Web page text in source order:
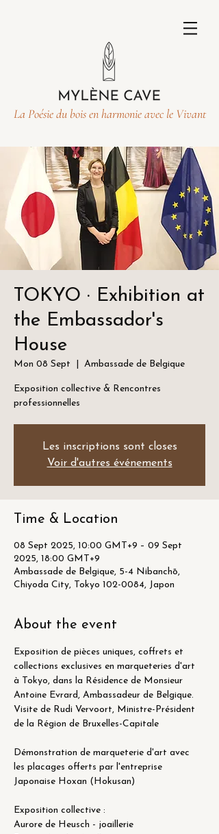
La Poésie du bois en harmonie avec le Vivant
TOKYO · Exhibition at
the Embassador's
House
Mon 08 Sept Ambassade de Belgique
Exposition collective & Rencontres
professionnelles
Les inscriptions sont closes
Voir d'autres événements
Time & Location
08 Sept 2025, 10:00 GMT+9 – 09 Sept
2025, 18:00 GMT+9
Ambassade de Belgique, 5-4 Nibanchō,
Chiyoda City, Tokyo 102-0084, Japon
About the event
Exposition de pièces uniques, coffrets et
collections exclusives en marqueteries d'art
à Tokyo, dans la Résidence de Monsieur
Antoine Evrard, Ambassadeur de Belgique.
Visite de Rudi Vervoort, Ministre-Président
de la Région de Bruxelles-Capitale
Démonstration de marqueterie d'art avec
les placages offerts par l'entreprise
Japonaise Hoxan (Hokusan)
Exposition collective :
Aurore de Heusch - joaillerie